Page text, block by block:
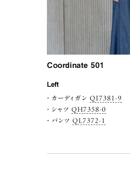
Coordinate 501
Left
カーディガン QI7381-9
シャツ QH7358-0
パンツ QL7372-1